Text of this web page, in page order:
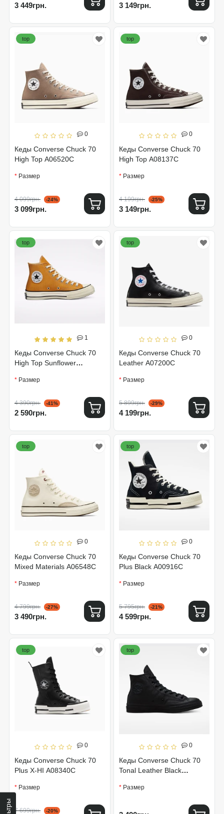
3 449грн. 3 149грн.
0
Кеды Converse Chuck 70
High Top A06520C
top
Размер
4 099грн. -24%
3 099грн.
0
Кеды Converse Chuck 70
High Top A08137C
top
Размер
4 199грн. -25%
3 149грн.
1
Кеды Converse Chuck 70
High Top Sunflower
top
Размер
4 390грн. -41%
2 590грн.
0
Кеды Converse Chuck 70
Leather A07200C
top
Размер
5 899грн. -29%
4 199грн.
0
Кеды Converse Chuck 70
Mixed Materials A06548C
top
Размер
4 799грн. -27%
3 490грн.
0
Кеды Converse Chuck 70
Plus Black A00916C
top
Размер
5 795грн. -21%
4 599грн.
0
Кеды Converse Chuck 70
Plus X-HI A08340C
top
Размер
7 699грн. -20%
0
Кеды Converse Chuck 70
Tonal Leather Black
top
Размер